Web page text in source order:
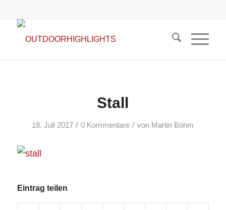
Stall
18. Juli 2017 / 0 Kommentare / von Martin Böhm
Eintrag teilen